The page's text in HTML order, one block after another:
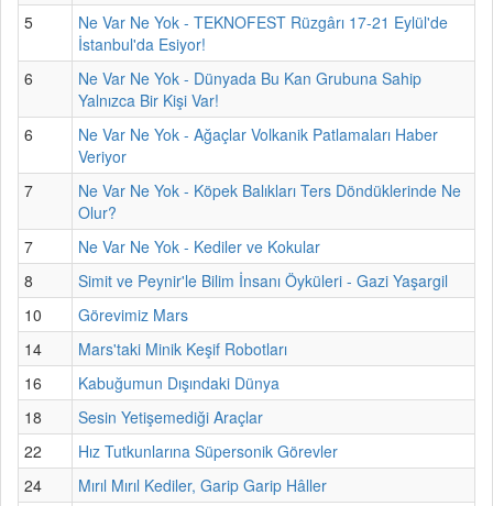
5
Ne Var Ne Yok - TEKNOFEST Rüzgârı 17-21 Eylül'de
İstanbul'da Esiyor!
6
Ne Var Ne Yok - Dünyada Bu Kan Grubuna Sahip
Yalnızca Bir Kişi Var!
6
Ne Var Ne Yok - Ağaçlar Volkanik Patlamaları Haber
Veriyor
7
Ne Var Ne Yok - Köpek Balıkları Ters Döndüklerinde Ne
Olur?
7
Ne Var Ne Yok - Kediler ve Kokular
8
Simit ve Peynir'le Bilim İnsanı Öyküleri - Gazi Yaşargil
10
Görevimiz Mars
14
Mars'taki Minik Keşif Robotları
16
Kabuğumun Dışındaki Dünya
18
Sesin Yetişemediği Araçlar
22
Hız Tutkunlarına Süpersonik Görevler
24
Mırıl Mırıl Kediler, Garip Garip Hâller